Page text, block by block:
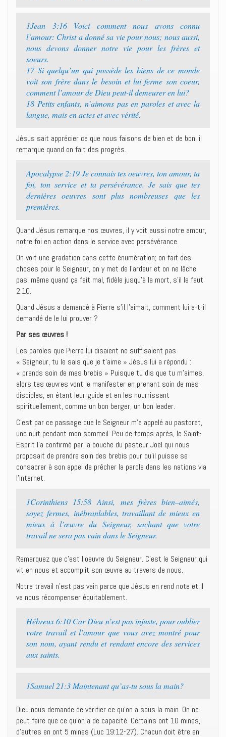
1Jean 3:16 Voici comment nous avons connu
l’amour: Christ a donné sa vie pour nous; nous aussi,
nous devons donner notre vie pour les frères et
soeurs.
17 Si quelqu’un qui possède les biens de ce monde
voit son frère dans le besoin et lui ferme son coeur,
comment l’amour de Dieu peut-il demeurer en lui?
18 Petits enfants, n’aimons pas en paroles et avec la
langue, mais en actes et avec vérité.
Jésus sait apprécier ce que nous faisons de bien et de bon, il
remarque quand on fait des progrès.
Apocalypse 2:19 Je connais tes oeuvres, ton amour, ta
foi, ton service et ta persévérance. Je sais que tes
dernières oeuvres sont plus nombreuses que les
premières.
Quand Jésus remarque nos œuvres, il y voit aussi notre amour,
notre foi en action dans le service avec persévérance.
On voit une gradation dans cette énumération; on fait des
choses pour le Seigneur, on y met de l’ardeur et on ne lâche
pas, même quand ça fait mal, fidèle jusqu’à la mort, s’il le faut
2:10.
Quand Jésus a demandé à Pierre s’il l’aimait, comment lui a-t-il
demandé de le lui prouver ?
Par ses œuvres !
Les paroles que Pierre lui disaient ne suffisaient pas
« Seigneur, tu le sais que je t’aime » Jésus lui a répondu :
« prends soin de mes brebis » Puisque tu dis que tu m’aimes,
alors tes œuvres vont le manifester en prenant soin de mes
disciples, en étant leur guide et en les nourrissant
spirituellement, comme un bon berger, un bon leader.
C’est par ce passage que le Seigneur m’a appelé au pastorat,
une nuit pendant mon sommeil. Peu de temps après, le Saint-
Esprit l’a confirmé par la bouche du pasteur Joël qui nous
proposait de prendre soin des brebis pour qu’il puisse se
consacrer à son appel de prêcher la parole dans les nations via
l’internet.
1Corinthiens 15:58 Ainsi, mes frères bien–aimés,
soyez fermes, inébranlables, travaillant de mieux en
mieux à l’œuvre du Seigneur, sachant que votre
travail ne sera pas vain dans le Seigneur.
Remarquez que c’est l’oeuvre du Seigneur. C’est le Seigneur qui
vit en nous et accomplit son œuvre au travers de nous.
Notre travail n’est pas vain parce que Jésus en rend note et il
va nous récompenser équitablement.
Hébreux 6:10 Car Dieu n’est pas injuste, pour oublier
votre travail et l’amour que vous avez montré pour
son nom, ayant rendu et rendant encore des services
aux saints.
1Samuel 21:3 Maintenant qu’as-tu sous la main?
Dieu nous demande de vérifier ce qu’on a sous la main. On ne
peut faire que ce qu’on a de capacité. Certains ont 10 mines,
d’autres en ont 5 mines (Luc 19:12-27). Chacun doit être en